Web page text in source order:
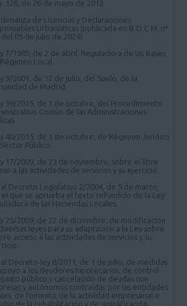
126, de 26 de mayo de 2012.
de Licencias y Declaraciones
Urbanísticas (publicada en B.O.C.M. nº
del 05 de julio de 2024).
7/1985, de 2 de abril, Reguladora de las Bases
Local.
9/2001, de 17 de julio, del Suelo, de la
de Madrid.
39/2015, de 1 de octubre, del Procedimiento
Común de las Administraciones
40/2015, de 1 de octubre, de Régimen Jurídico
Público.
17/2009, de 23 de noviembre, sobre el libre
a las actividades de servicios y su ejercicio.
Decreto Legislativo 2/2004, de 5 de marzo,
que se aprueba el texto refundido de la Ley
de las Haciendas Locales.
25/2009, de 22 de diciembre, de modificación
leyes para su adaptación a la Ley sobre
acceso a las actividades de servicios y su
Decreto-ley 8/2011, de 1 de julio, de medidas
a los deudores hipotecarios, de control
público y cancelación de deudas con
y autónomos contraídas por las entidades
de fomento de la actividad empresarial e
de la rehabilitación y de simplificación